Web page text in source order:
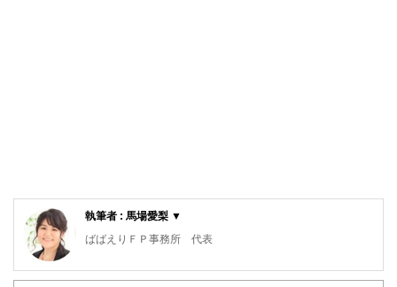
執筆者 : 馬場愛梨 ▼
ばばえりＦＰ事務所 代表
自身が過去に「貧困女子」状態でつらい思いをしたことか